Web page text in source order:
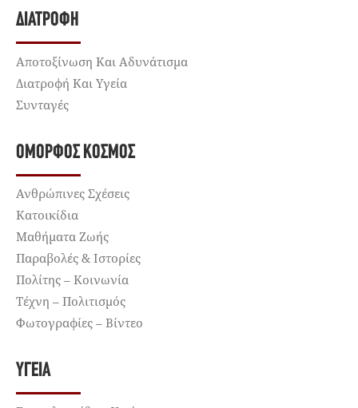
ΔΙΑΤΡΟΦΉ
Αποτοξίνωση Και Αδυνάτισμα
Διατροφή Και Υγεία
Συνταγές
ΌΜΟΡΦΟΣ ΚΌΣΜΟΣ
Ανθρώπινες Σχέσεις
Κατοικίδια
Μαθήματα Ζωής
Παραβολές & Ιστορίες
Πολίτης – Κοινωνία
Τέχνη – Πολιτισμός
Φωτογραφίες – Βίντεο
ΥΓΕΊΑ